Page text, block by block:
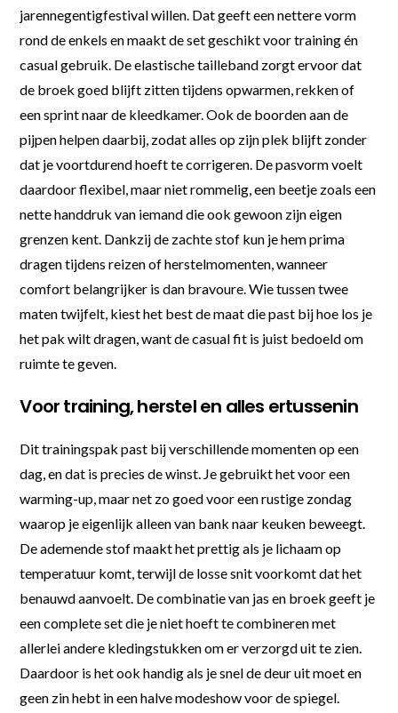
jarennegentigfestival willen. Dat geeft een nettere vorm
rond de enkels en maakt de set geschikt voor training én
casual gebruik. De elastische tailleband zorgt ervoor dat
de broek goed blijft zitten tijdens opwarmen, rekken of
een sprint naar de kleedkamer. Ook de boorden aan de
pijpen helpen daarbij, zodat alles op zijn plek blijft zonder
dat je voortdurend hoeft te corrigeren. De pasvorm voelt
daardoor flexibel, maar niet rommelig, een beetje zoals een
nette handdruk van iemand die ook gewoon zijn eigen
grenzen kent. Dankzij de zachte stof kun je hem prima
dragen tijdens reizen of herstelmomenten, wanneer
comfort belangrijker is dan bravoure. Wie tussen twee
maten twijfelt, kiest het best de maat die past bij hoe los je
het pak wilt dragen, want de casual fit is juist bedoeld om
ruimte te geven.
Voor training, herstel en alles ertussenin
Dit trainingspak past bij verschillende momenten op een
dag, en dat is precies de winst. Je gebruikt het voor een
warming-up, maar net zo goed voor een rustige zondag
waarop je eigenlijk alleen van bank naar keuken beweegt.
De ademende stof maakt het prettig als je lichaam op
temperatuur komt, terwijl de losse snit voorkomt dat het
benauwd aanvoelt. De combinatie van jas en broek geeft je
een complete set die je niet hoeft te combineren met
allerlei andere kledingstukken om er verzorgd uit te zien.
Daardoor is het ook handig als je snel de deur uit moet en
geen zin hebt in een halve modeshow voor de spiegel.